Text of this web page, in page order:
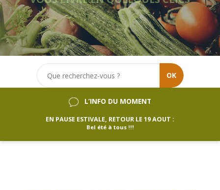
OK
L’INFO DU MOMENT
EN PAUSE ESTIVALE, RETOUR LE 19 AOUT :
Bel été à tous !!!